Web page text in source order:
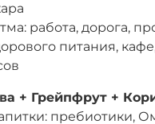
работа, дорога,
питания,
+ Грейпфрут +
пребиотики,